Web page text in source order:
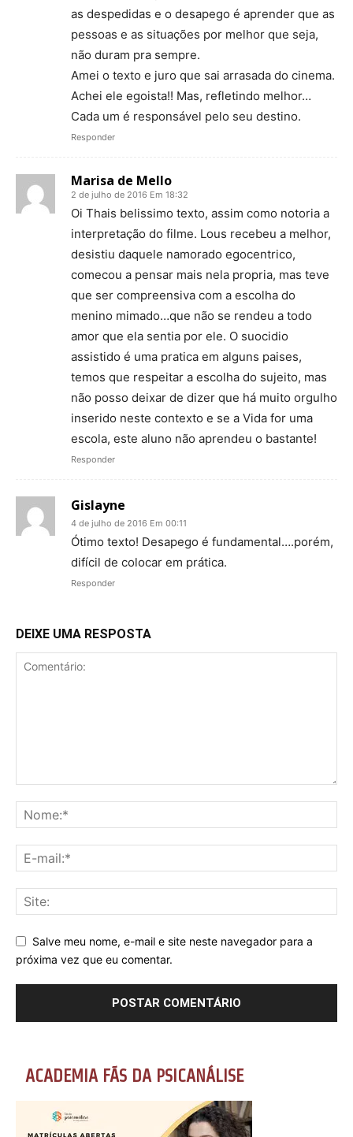
as despedidas e o desapego é aprender que as
pessoas e as situações por melhor que seja,
não duram pra sempre.
Amei o texto e juro que sai arrasada do cinema.
Achei ele egoista!! Mas, refletindo melhor…
Cada um é responsável pelo seu destino.
Responder
Marisa de Mello
2 de julho de 2016 Em 18:32
Oi Thais belissimo texto, assim como notoria a
interpretação do filme. Lous recebeu a melhor,
desistiu daquele namorado egocentrico,
comecou a pensar mais nela propria, mas teve
que ser compreensiva com a escolha do
menino mimado…que não se rendeu a todo
amor que ela sentia por ele. O suocidio
assistido é uma pratica em alguns paises,
temos que respeitar a escolha do sujeito, mas
não posso deixar de dizer que há muito orgulho
inserido neste contexto e se a Vida for uma
escola, este aluno não aprendeu o bastante!
Responder
Gislayne
4 de julho de 2016 Em 00:11
Ótimo texto! Desapego é fundamental….porém,
difícil de colocar em prática.
Responder
DEIXE UMA RESPOSTA
Salve meu nome, e-mail e site neste navegador para a
próxima vez que eu comentar.
ACADEMIA FÃS DA PSICANÁLISE